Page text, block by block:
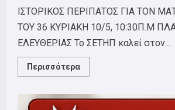
ΙΣΤΟΡΙΚΟΣ ΠΕΡΙΠΑΤΟΣ ΓΙΑ ΤΟΝ
ΤΟΥ 36 ΚΥΡΙΑΚΗ 10/5, 10:30Π.Μ
ΕΛΕΥΘΕΡΙΑΣ Το ΣΕΤΗΠ καλεί στον...
Περισσότερα
more
περίπατος